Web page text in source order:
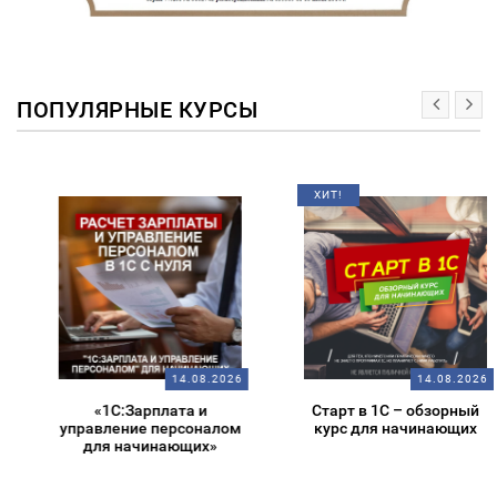
ПОПУЛЯРНЫЕ КУРСЫ
14.08.2026
«1С:Зарплата и
управление персоналом
для начинающих»
ХИТ!
14.08.2026
Старт в 1С – обзорный
курс для начинающих